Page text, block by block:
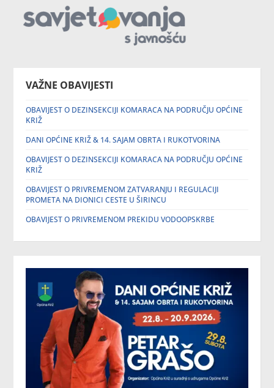
VAŽNE OBAVIJESTI
OBAVIJEST O DEZINSEKCIJI KOMARACA NA PODRUČJU OPĆINE
KRIŽ
DANI OPĆINE KRIŽ & 14. SAJAM OBRTA I RUKOTVORINA
OBAVIJEST O DEZINSEKCIJI KOMARACA NA PODRUČJU OPĆINE
KRIŽ
OBAVIJEST O PRIVREMENOM ZATVARANJU I REGULACIJI
PROMETA NA DIONICI CESTE U ŠIRINCU
OBAVIJEST O PRIVREMENOM PREKIDU VODOOPSKRBE